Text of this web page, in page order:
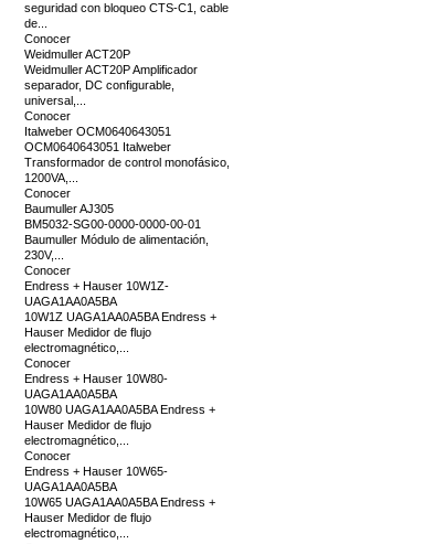
seguridad con bloqueo CTS-C1, cable
de...
Conocer
Weidmuller ACT20P
Weidmuller ACT20P Amplificador
separador, DC configurable,
universal,...
Conocer
Italweber OCM0640643051
OCM0640643051 Italweber
Transformador de control monofásico,
1200VA,...
Conocer
Baumuller AJ305
BM5032-SG00-0000-0000-00-01
Baumuller Módulo de alimentación,
230V,...
Conocer
Endress + Hauser 10W1Z-
UAGA1AA0A5BA
10W1Z UAGA1AA0A5BA Endress +
Hauser Medidor de flujo
electromagnético,...
Conocer
Endress + Hauser 10W80-
UAGA1AA0A5BA
10W80 UAGA1AA0A5BA Endress +
Hauser Medidor de flujo
electromagnético,...
Conocer
Endress + Hauser 10W65-
UAGA1AA0A5BA
10W65 UAGA1AA0A5BA Endress +
Hauser Medidor de flujo
electromagnético,...